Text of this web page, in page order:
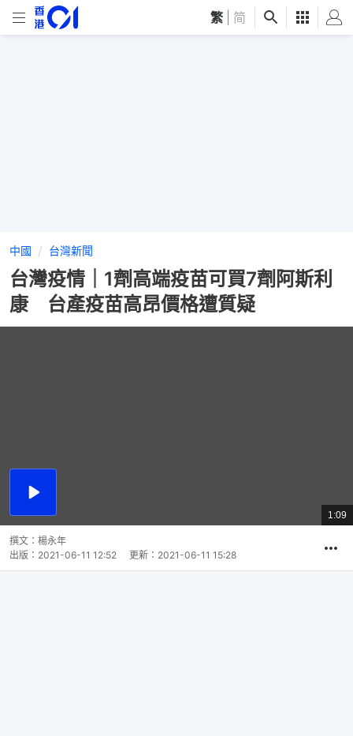
繁 简
中國 台灣新聞
台灣疫情｜1劑高端疫苗可買7劑阿斯利
康 台產疫苗高昂價格遭質疑
播
總
共
1:09
撰文： 楊永年
出版： 2021-06-11 12:52 更新： 2021-06-11 15:28